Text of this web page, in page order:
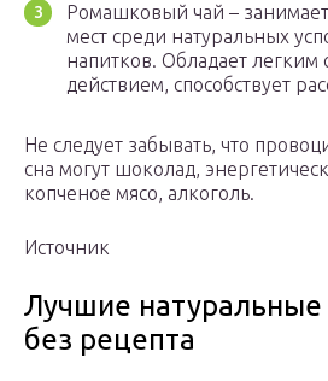
Ромашковый чай –
мест среди натуральных
напитков. Обладает легким
действием, способствует
Не следует забывать, что
сна могут шоколад,
копченое мясо, алкоголь.
Источник
Лучшие натуральные
без рецепта